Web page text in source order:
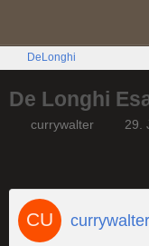
DeLonghi
De Longhi
currywalter 29.
currywalter